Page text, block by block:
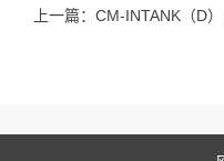
上一篇： CM-INTANK（D